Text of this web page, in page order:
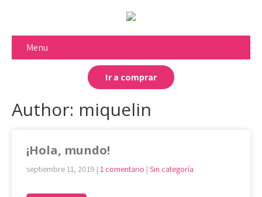
Menu
Ir a comprar
Author: miquelin
¡Hola, mundo!
septiembre 11, 2019 | 1 comentario | Sin categoría